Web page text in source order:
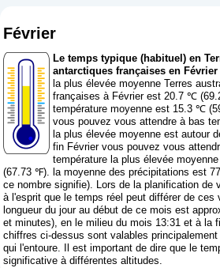
Février
Le temps typique (habituel) en
antarctiques françaises en Février
la plus élevée moyenne Terres
françaises à Février est 20.7 ℃
température moyenne est 15.3 ℃
vous pouvez vous attendre à bas
la plus élevée moyenne est autour
fin Février vous pouvez vous
température la plus élevée
(67.73 ℉). la moyenne des précipitations est
ce nombre signifie). Lors de la planification de
à l'esprit que le temps réel peut différer de ces
longueur du jour au début de ce mois est
et minutes), en le milieu du mois 13:31 et à la
chiffres ci-dessus sont valables
qui l'entoure. Il est important de dire que le
significative à différentes altitudes.